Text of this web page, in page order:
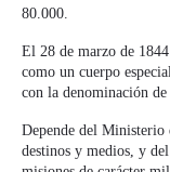
80.000.
El 28 de marzo de
como un cuerpo
con la denominación de
Depende del Ministerio
destinos y medios, y